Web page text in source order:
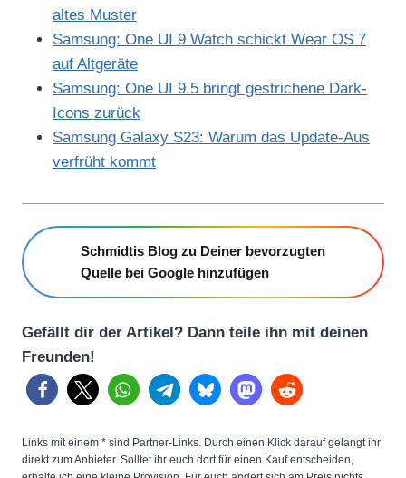
altes Muster
Samsung: One UI 9 Watch schickt Wear OS 7
auf Altgeräte
Samsung: One UI 9.5 bringt gestrichene Dark-
Icons zurück
Samsung Galaxy S23: Warum das Update-Aus
verfrüht kommt
Schmidtis Blog zu Deiner bevorzugten
Quelle bei Google hinzufügen
Gefällt dir der Artikel? Dann teile ihn mit deinen
Freunden!
Links mit einem * sind Partner-Links. Durch einen Klick darauf gelangt ihr
direkt zum Anbieter. Solltet ihr euch dort für einen Kauf entscheiden,